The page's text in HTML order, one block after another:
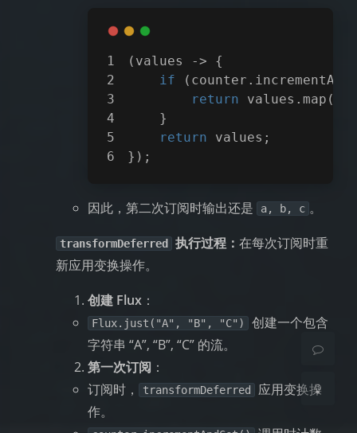
夜间模式
浅阴影 深阴影
(values -> {
if
return values.map(
    }
return values;
});
因此，第二次订阅时输出还是 a, b, c 。
transformDeferred 执行过程： 在每次订阅时重
新应用变换操作。
创建 Flux ：
Flux.just("A", "B", "C")
创建一个包含
字符串 “A”, “B”, “C” 的流。
第一次订阅 ：
订阅时，
transformDeferred
应用变换操
作。